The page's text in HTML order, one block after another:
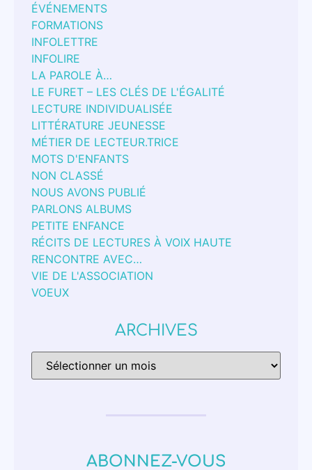
ÉVÉNEMENTS
FORMATIONS
INFOLETTRE
INFOLIRE
LA PAROLE À…
LE FURET – LES CLÉS DE L'ÉGALITÉ
LECTURE INDIVIDUALISÉE
LITTÉRATURE JEUNESSE
MÉTIER DE LECTEUR.TRICE
MOTS D'ENFANTS
NON CLASSÉ
NOUS AVONS PUBLIÉ
PARLONS ALBUMS
PETITE ENFANCE
RÉCITS DE LECTURES À VOIX HAUTE
RENCONTRE AVEC…
VIE DE L'ASSOCIATION
VOEUX
ARCHIVES
ABONNEZ-VOUS